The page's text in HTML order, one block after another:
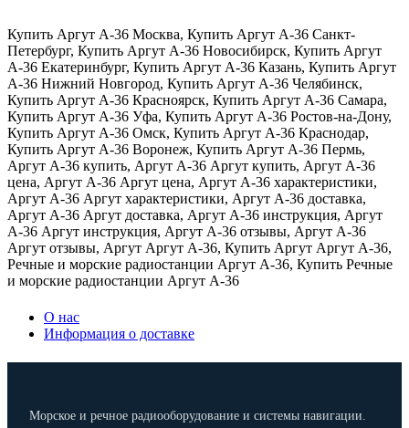
Купить Аргут А-36 Москва, Купить Аргут А-36 Санкт-
Петербург, Купить Аргут А-36 Новосибирск, Купить Аргут
А-36 Екатеринбург, Купить Аргут А-36 Казань, Купить Аргут
А-36 Нижний Новгород, Купить Аргут А-36 Челябинск,
Купить Аргут А-36 Красноярск, Купить Аргут А-36 Самара,
Купить Аргут А-36 Уфа, Купить Аргут А-36 Ростов-на-Дону,
Купить Аргут А-36 Омск, Купить Аргут А-36 Краснодар,
Купить Аргут А-36 Воронеж, Купить Аргут А-36 Пермь,
Аргут А-36 купить, Аргут А-36 Аргут купить, Аргут А-36
цена, Аргут А-36 Аргут цена, Аргут А-36 характеристики,
Аргут А-36 Аргут характеристики, Аргут А-36 доставка,
Аргут А-36 Аргут доставка, Аргут А-36 инструкция, Аргут
А-36 Аргут инструкция, Аргут А-36 отзывы, Аргут А-36
Аргут отзывы, Аргут Аргут А-36, Купить Аргут Аргут А-36,
Речные и морские радиостанции Аргут А-36, Купить Речные
и морские радиостанции Аргут А-36
О нас
Информация о доставке
Морское и речное радиооборудование и системы навигации.